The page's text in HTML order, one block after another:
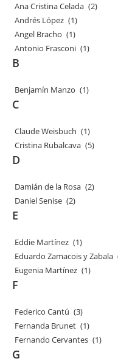
Ana Cristina Celada (2)
Andrés López (1)
Angel Bracho (1)
Antonio Frasconi (1)
B
Benjamín Manzo (1)
C
Claude Weisbuch (1)
Cristina Rubalcava (5)
D
Damián de la Rosa (2)
Daniel Senise (2)
E
Eddie Martínez (1)
Eduardo Zamacois y Zabala
Eugenia Martínez (1)
F
Federico Cantú (3)
Fernanda Brunet (1)
Fernando Cervantes (1)
G